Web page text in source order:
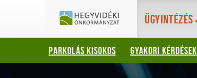
Bejelentkezés:
Hegyvidéki
Önkormányzat
Ügyintézés
PARKOLÁS KISOKOS GYAKORI KÉRDÉSEK